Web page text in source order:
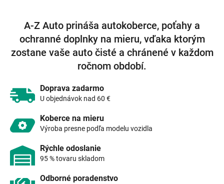
á
d
a
c
i
e
v
A-Z Auto prináša autokoberce, poťahy a
ochranné doplnky na mieru, vďaka ktorým
zostane vaše auto čisté a chránené v každom
ročnom období.
Doprava zadarmo
U objednávok nad 60 €
Koberce na mieru
Výroba presne podľa modelu vozidla
Rýchle odoslanie
95 % tovaru skladom
Odborné poradenstvo